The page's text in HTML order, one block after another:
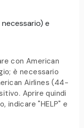
e
con American
è necessario
Airlines (44-
Aprire quindi
indicare "HELP" e